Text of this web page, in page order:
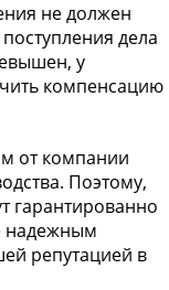
не должен
дела
у
компенсацию
от компании
Поэтому,
гарантированно
надежным
репутацией в